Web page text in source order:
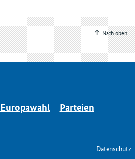
Nach oben
Europawahl
Parteien
Datenschutz